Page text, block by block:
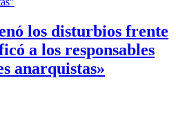
los disturbios frente
a los responsables
anarquistas»